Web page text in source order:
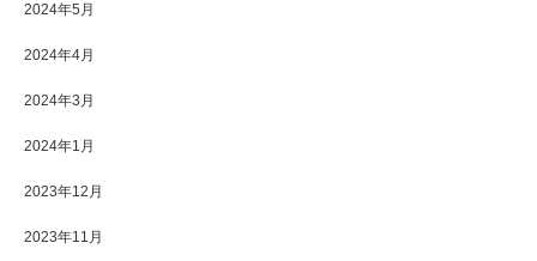
2024年5月
2024年4月
2024年3月
2024年1月
2023年12月
2023年11月